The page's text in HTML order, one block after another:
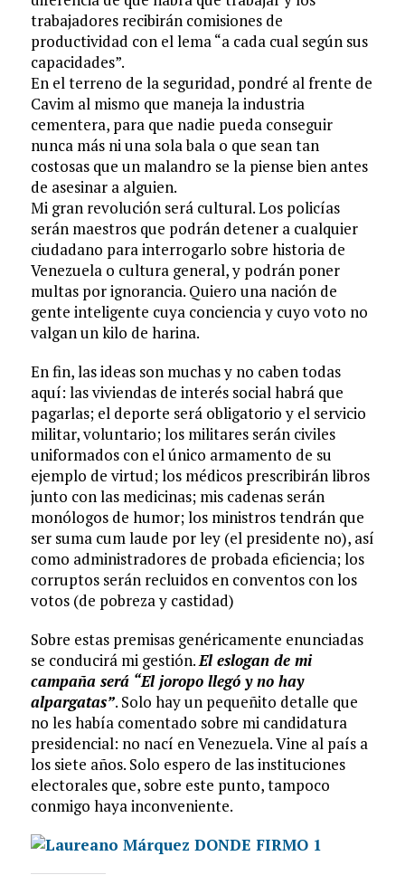
trabajadores recibirán comisiones de
productividad con el lema “a cada cual según sus
capacidades”.
En el terreno de la seguridad, pondré al frente de
Cavim al mismo que maneja la industria
cementera, para que nadie pueda conseguir
nunca más ni una sola bala o que sean tan
costosas que un malandro se la piense bien antes
de asesinar a alguien.
Mi gran revolución será cultural. Los policías
serán maestros que podrán detener a cualquier
ciudadano para interrogarlo sobre historia de
Venezuela o cultura general, y podrán poner
multas por ignorancia. Quiero una nación de
gente inteligente cuya conciencia y cuyo voto no
valgan un kilo de harina.
En fin, las ideas son muchas y no caben todas
aquí: las viviendas de interés social habrá que
pagarlas; el deporte será obligatorio y el servicio
militar, voluntario; los militares serán civiles
uniformados con el único armamento de su
ejemplo de virtud; los médicos prescribirán libros
junto con las medicinas; mis cadenas serán
monólogos de humor; los ministros tendrán que
ser suma cum laude por ley (el presidente no), así
como administradores de probada eficiencia; los
corruptos serán recluidos en conventos con los
votos (de pobreza y castidad)
Sobre estas premisas genéricamente enunciadas
se conducirá mi gestión.El eslogan de mi
campaña será “El joropo llegó y no hay
alpargatas”. Solo hay un pequeñito detalle que
no les había comentado sobre mi candidatura
presidencial: no nací en Venezuela. Vine al país a
los siete años. Solo espero de las instituciones
electorales que, sobre este punto, tampoco
conmigo haya inconveniente.